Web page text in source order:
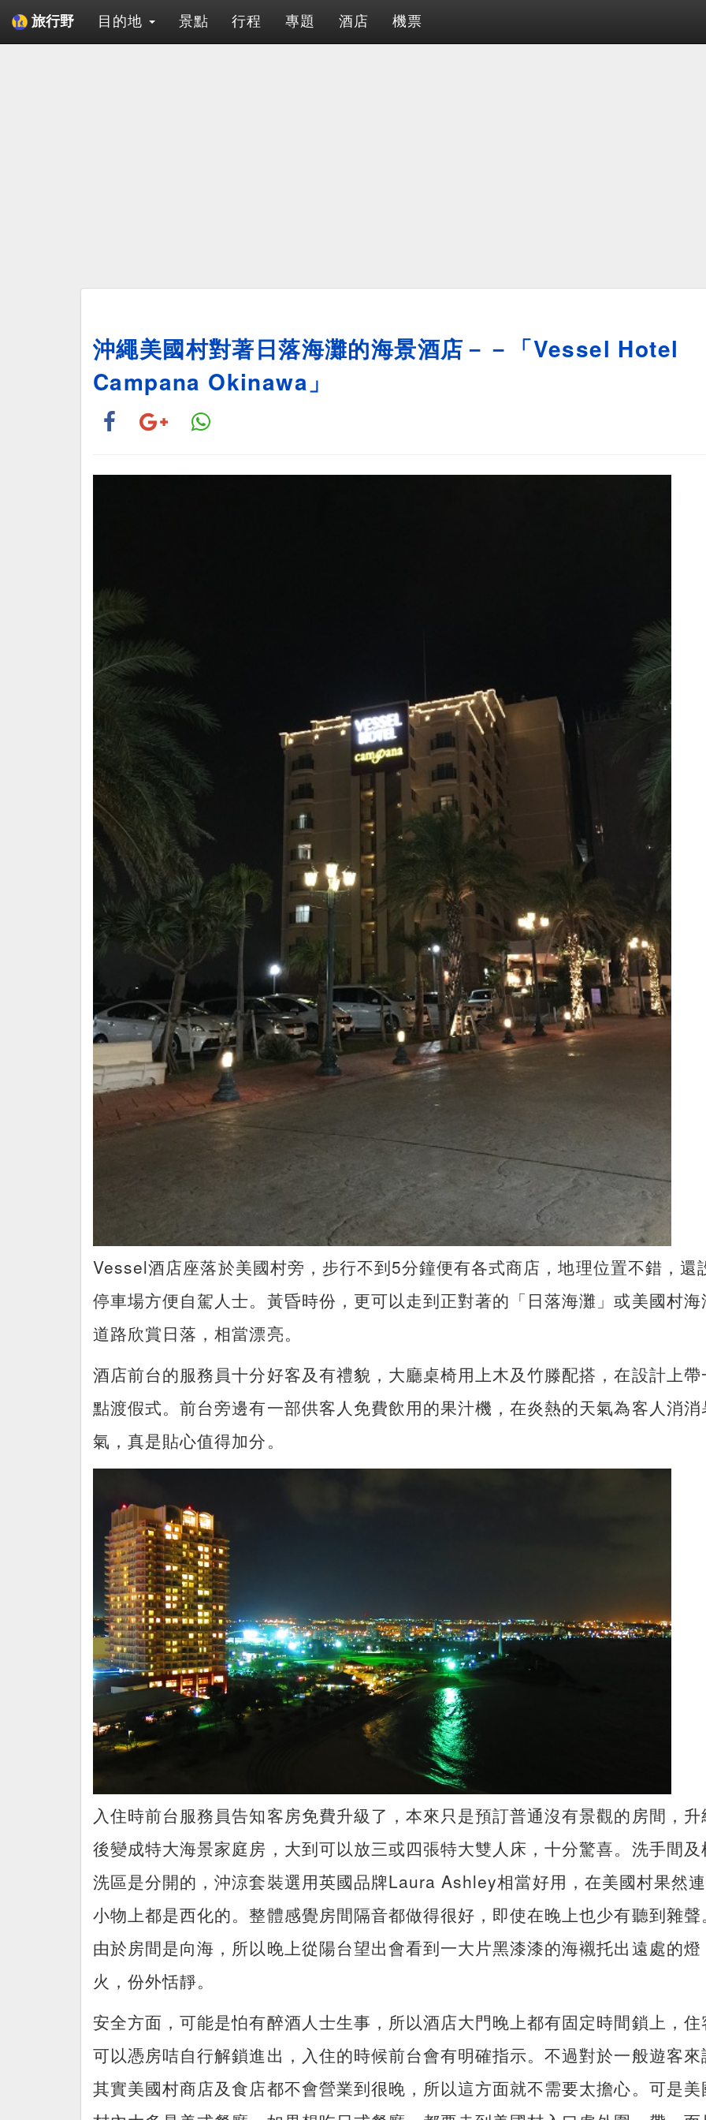
旅行野 目的地 景點 行程 專題 酒店 機票
沖繩美國村對著日落海灘的海景酒店－－「Vessel Hotel
Campana Okinawa」
Vessel酒店座落於美國村旁，步行不到5分鐘便有各式商店，地理位置不錯，還
停車場方便自駕人士。黃昏時份，更可以走到正對著的「日落海灘」或美國村海
道路欣賞日落，相當漂亮。
酒店前台的服務員十分好客及有禮貌，大廳桌椅用上木及竹滕配搭，在設計上帶
點渡假式。前台旁邊有一部供客人免費飲用的果汁機，在炎熱的天氣為客人消消
氣，真是貼心值得加分。
入住時前台服務員告知客房免費升級了，本來只是預訂普通沒有景觀的房間，升
後變成特大海景家庭房，大到可以放三或四張特大雙人床，十分驚喜。洗手間及
洗區是分開的，沖涼套裝選用英國品牌Laura Ashley相當好用，在美國村果然
小物上都是西化的。整體感覺房間隔音都做得很好，即使在晚上也少有聽到雜聲。
由於房間是向海，所以晚上從陽台望出會看到一大片黑漆漆的海襯托出遠處的燈
火，份外恬靜。
安全方面，可能是怕有醉酒人士生事，所以酒店大門晚上都有固定時間鎖上，住
可以憑房咭自行解鎖進出，入住的時候前台會有明確指示。不過對於一般遊客來
其實美國村商店及食店都不會營業到很晚，所以這方面就不需要太擔心。可是美